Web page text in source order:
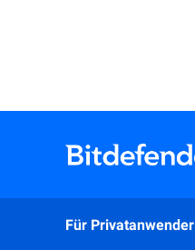
Für Privatanwender